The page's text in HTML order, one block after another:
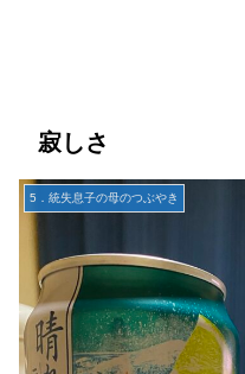
寂しさ
5．統失息子の母のつぶやき